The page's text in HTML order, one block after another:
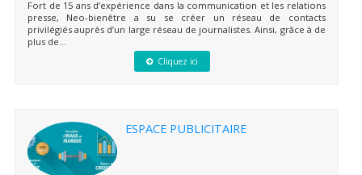
Fort de 15 ans d’expérience dans la communication et les relations
presse, Neo-bienêtre a su se créer un réseau de contacts
privilégiés auprès d’un large réseau de journalistes. Ainsi, grâce à de
plus de...
Cliquez ici
ESPACE PUBLICITAIRE